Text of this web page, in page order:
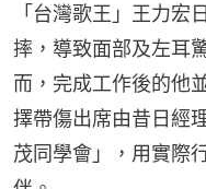
「台灣歌王」王力宏
摔，導致面部及左耳
而，完成工作後的他
擇帶傷出席由昔日經
茂同學會」，用實際